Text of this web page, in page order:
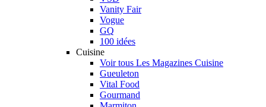
Vanity Fair
Vogue
GQ
100 idées
Cuisine
Voir tous Les Magazines Cuisine
Gueuleton
Vital Food
Gourmand